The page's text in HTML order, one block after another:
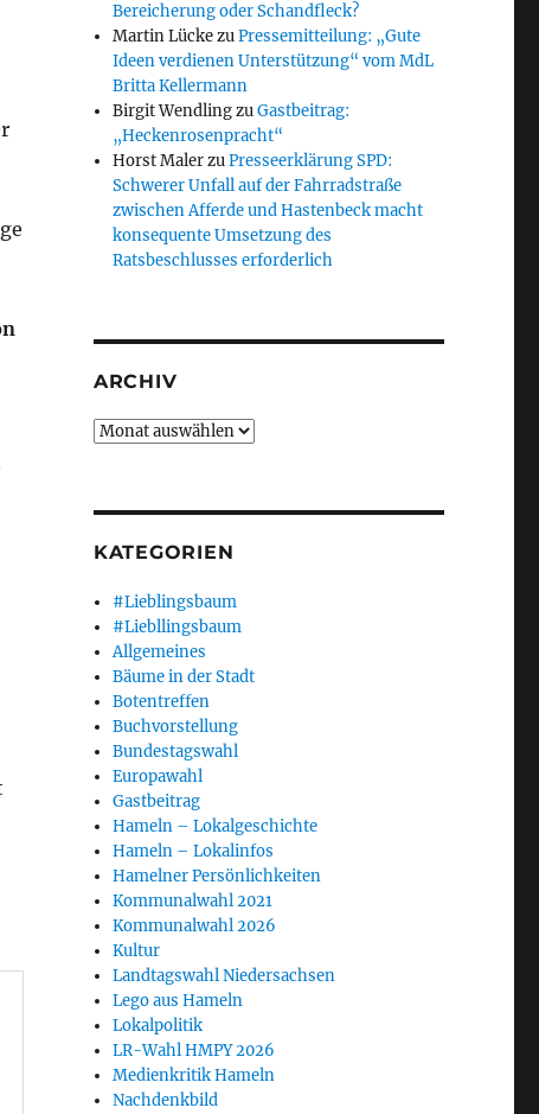
Bereicherung oder Schandfleck?
Martin LückezuPressemitteilung: „Gute
Ideen verdienen Unterstützung“ vom MdL
Britta Kellermann
Birgit WendlingzuGastbeitrag:
„Heckenrosenpracht“
Horst MalerzuPresseerklärung SPD:
Schwerer Unfall auf der Fahrradstraße
zwischen Afferde und Hastenbeck macht
konsequente Umsetzung des
Ratsbeschlusses erforderlich
ARCHIV
Archiv
KATEGORIEN
#Lieblingsbaum
#Liebllingsbaum
Allgemeines
Bäume in der Stadt
Botentreffen
Buchvorstellung
Bundestagswahl
Europawahl
Gastbeitrag
Hameln – Lokalgeschichte
Hameln – Lokalinfos
Hamelner Persönlichkeiten
Kommunalwahl 2021
Kommunalwahl 2026
Kultur
Landtagswahl Niedersachsen
Lego aus Hameln
Lokalpolitik
LR-Wahl HMPY 2026
Medienkritik Hameln
Nachdenkbild